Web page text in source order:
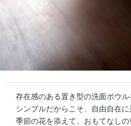
存在感のある置き型の洗面ボウル
シンプルだからこそ、自由自在に
季節の花を添えて、おもてなしの